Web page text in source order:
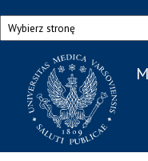
Przejdź do treści
Rzecznik Prasowy
Warszawskiego